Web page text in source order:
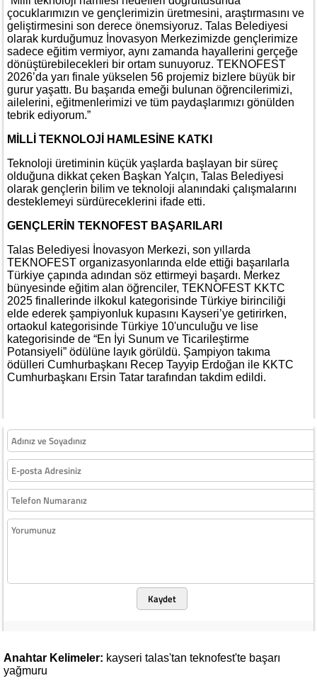
çocuklarımızın ve gençlerimizin üretmesini, araştırmasını ve
geliştirmesini son derece önemsiyoruz. Talas Belediyesi
olarak kurduğumuz İnovasyon Merkezimizde gençlerimize
sadece eğitim vermiyor, aynı zamanda hayallerini gerçeğe
dönüştürebilecekleri bir ortam sunuyoruz. TEKNOFEST
2026’da yarı finale yükselen 56 projemiz bizlere büyük bir
gurur yaşattı. Bu başarıda emeği bulunan öğrencilerimizi,
ailelerini, eğitmenlerimizi ve tüm paydaşlarımızı gönülden
tebrik ediyorum.”
MİLLİ TEKNOLOJİ HAMLESİNE KATKI
Teknoloji üretiminin küçük yaşlarda başlayan bir süreç
olduğuna dikkat çeken Başkan Yalçın, Talas Belediyesi
olarak gençlerin bilim ve teknoloji alanındaki çalışmalarını
desteklemeyi sürdüreceklerini ifade etti.
GENÇLERİN TEKNOFEST BAŞARILARI
Talas Belediyesi İnovasyon Merkezi, son yıllarda
TEKNOFEST organizasyonlarında elde ettiği başarılarla
Türkiye çapında adından söz ettirmeyi başardı. Merkez
bünyesinde eğitim alan öğrenciler, TEKNOFEST KKTC
2025 finallerinde ilkokul kategorisinde Türkiye birinciliği
elde ederek şampiyonluk kupasını Kayseri’ye getirirken,
ortaokul kategorisinde Türkiye 10'unculuğu ve lise
kategorisinde de “En İyi Sunum ve Ticarileştirme
Potansiyeli” ödülüne layık görüldü. Şampiyon takıma
ödülleri Cumhurbaşkanı Recep Tayyip Erdoğan ile KKTC
Cumhurbaşkanı Ersin Tatar tarafından takdim edildi.
Kaydet
Anahtar Kelimeler: kayseri talas'tan teknofest'te başarı
yağmuru